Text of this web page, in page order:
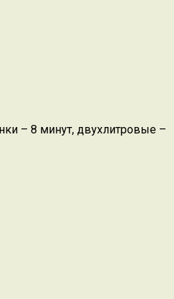
– 8 минут, двухлитровые –